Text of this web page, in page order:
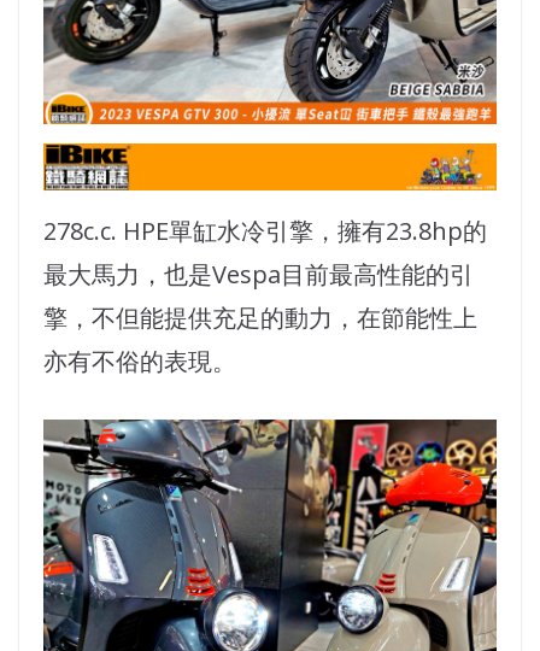
278c.c. HPE單缸水冷引擎，擁有23.8hp的
最大馬力，也是Vespa目前最高性能的引
擎，不但能提供充足的動力，在節能性上
亦有不俗的表現。